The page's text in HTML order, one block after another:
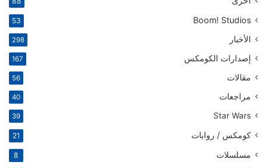
Boom! Studios
53
الأخبار 298
إصدارات الكومكس 167
مقالات 56
مراجعات 40
Star Wars
39
كومكس / روايات 21
مسلسلات 8